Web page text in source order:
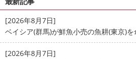
[2026年8月7日]
ベイシア(群馬)が鮮魚小売の魚耕(東京)
[2026年8月7日]